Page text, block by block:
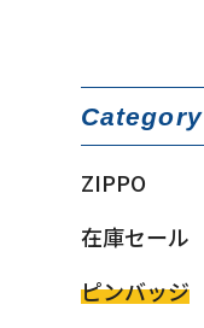
Category
ZIPPO
在庫セール
ピンバッジ